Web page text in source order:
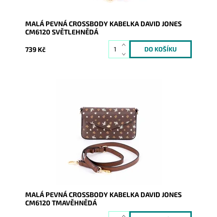
MALÁ PEVNÁ CROSSBODY KABELKA DAVID JONES
CM6120 SVĚTLEHNĚDÁ
739 Kč
výrazným originálním vzorováním v krásné
tmavěhnědé barvě.
Skladem
9368
David Jones Paris
2 roky
MALÁ PEVNÁ CROSSBODY KABELKA DAVID JONES
CM6120 TMAVĚHNĚDÁ